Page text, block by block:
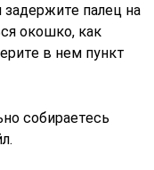
палец на
окошко, как
в нем пункт
собираетесь